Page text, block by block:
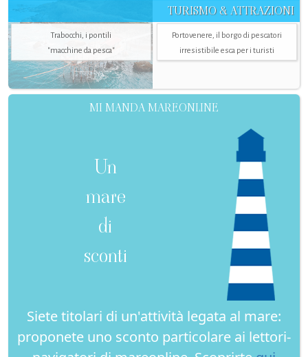
TURISMO & ATTRAZIONI
Trabocchi, i pontili
"macchine da pesca"
Portovenere, il borgo di pescatori
irresistibile esca per i turisti
MI MANDA MAREONLINE
Un
mare
di
sconti
Siete titolari di un'attività legata al mare:
proponete uno sconto particolare ai lettori-